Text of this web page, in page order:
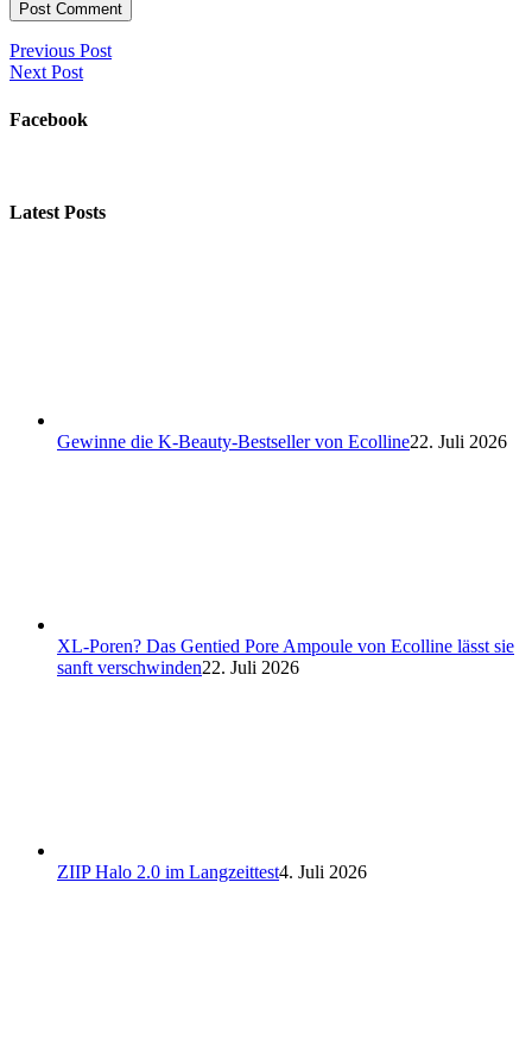
Previous Post
Next Post
Facebook
Latest Posts
Gewinne die K-Beauty-Bestseller von Ecolline22. Juli 2026
XL-Poren? Das Gentied Pore Ampoule von Ecolline lässt sie
sanft verschwinden22. Juli 2026
ZIIP Halo 2.0 im Langzeittest4. Juli 2026